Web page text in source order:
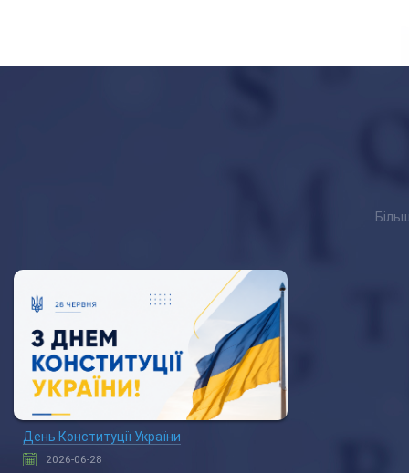
День Конституції України
2026-06-28